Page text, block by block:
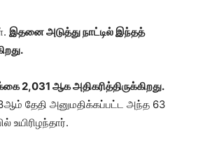
இதனை அடுத்து நாட்டில் இந்தத்
ஆக அதிகரித்திருக்கிறது.
தேதி அனுமதிக்கப்பட்ட அந்த 63